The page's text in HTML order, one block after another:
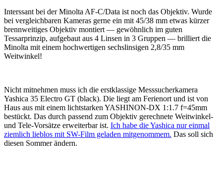
Interssant bei der Minolta AF-C/Data ist noch das Objektiv. Wurde
bei vergleichbaren Kameras gerne ein mit 45/38 mm etwas kürzer
brennweitiges Objektiv montiert — gewöhnlich im guten
Tessarprinzip, aufgebaut aus 4 Linsen in 3 Gruppen — brilliert die
Minolta mit einem hochwertigen sechslinsigen 2,8/35 mm
Weitwinkel!
Nicht mitnehmen muss ich die erstklassige Messsucherkamera
Yashica 35 Electro GT (black). Die liegt am Ferienort und ist von
Haus aus mit einem lichtstarken YASHINON-DX 1:1.7 f=45mm
bestückt. Das durch passend zum Objektiv gerechnete Weitwinkel-
und Tele-Vorsätze erweiterbar ist. Ich habe die Yashica nur einmal
ziemlich lieblos mit SW-Film geladen mitgenommem. Das soll sich
diesen Sommer ändern.